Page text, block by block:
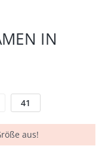
IN
41
aus!